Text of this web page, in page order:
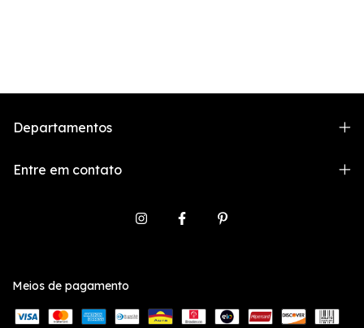
Departamentos
Entre em contato
Meios de pagamento